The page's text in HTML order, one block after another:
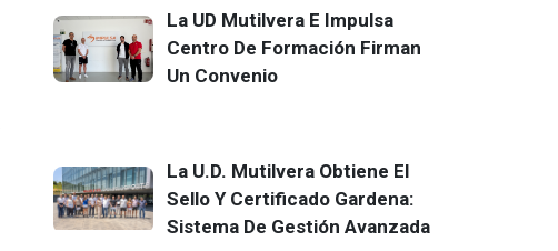
La UD Mutilvera E Impulsa
Centro De Formación Firman
Un Convenio
La U.D. Mutilvera Obtiene El
Sello Y Certificado Gardena:
Sistema De Gestión Avanzada